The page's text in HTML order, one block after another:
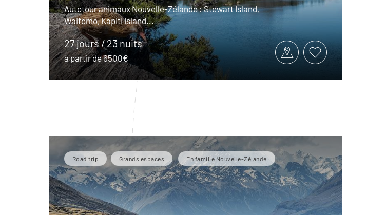
Autotour animaux Nouvelle-Zélande : Stewart Island,
Waitomo, Kapiti Island...
27 jours / 23 nuits
à partir de 6500€
Road trip Grands espaces En famille Nouvelle-Zélande